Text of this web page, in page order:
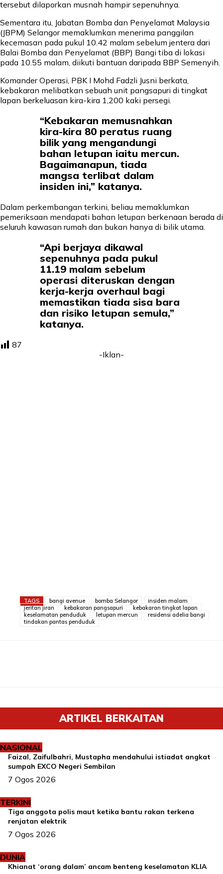
tersebut dilaporkan musnah hampir sepenuhnya.
Sementara itu, Jabatan Bomba dan Penyelamat Malaysia
(JBPM) Selangor memaklumkan menerima panggilan
kecemasan pada pukul 10.42 malam sebelum jentera dari
Balai Bomba dan Penyelamat (BBP) Bangi tiba di lokasi
pada 10.55 malam, diikuti bantuan daripada BBP Semenyih.
Komander Operasi, PBK I Mohd Fadzli Jusni berkata,
kebakaran melibatkan sebuah unit pangsapuri di tingkat
lapan berkeluasan kira-kira 1,200 kaki persegi.
“Kebakaran memusnahkan
kira-kira 80 peratus ruang
bilik yang mengandungi
bahan letupan iaitu mercun.
Bagaimanapun, tiada
mangsa terlibat dalam
insiden ini,” katanya.
Dalam perkembangan terkini, beliau memaklumkan
pemeriksaan mendapati bahan letupan berkenaan berada di
seluruh kawasan rumah dan bukan hanya di bilik utama.
“Api berjaya dikawal
sepenuhnya pada pukul
11.19 malam sebelum
operasi diteruskan dengan
kerja-kerja overhaul bagi
memastikan tiada sisa bara
dan risiko letupan semula,”
katanya.
87
-Iklan-
TAGS bangi avenue bomba Selangor
insiden malam
jeritan jiran
kebakaran pangsapuri
kebakaran tingkat lapan
keselamatan penduduk
letupan mercun
residensi adelia bangi
tindakan pantas penduduk
ARTIKEL BERKAITAN
NASIONAL
Faizal, Zaifulbahri, Mustapha mendahului istiadat angkat
sumpah EXCO Negeri Sembilan
7 Ogos 2026
TERKINI
Tiga anggota polis maut ketika bantu rakan terkena
renjatan elektrik
7 Ogos 2026
DUNIA
Khianat ‘orang dalam’ ancam benteng keselamatan KLIA